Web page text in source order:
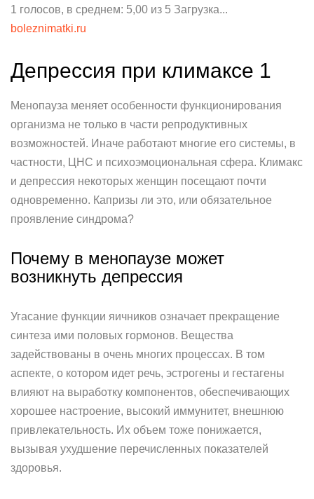
1 голосов, в среднем: 5,00 из 5 Загрузка...
boleznimatki.ru
Депрессия при климаксе 1
Менопауза меняет особенности функционирования
организма не только в части репродуктивных
возможностей. Иначе работают многие его системы, в
частности, ЦНС и психоэмоциональная сфера. Климакс
и депрессия некоторых женщин посещают почти
одновременно. Капризы ли это, или обязательное
проявление синдрома?
Почему в менопаузе может
возникнуть депрессия
Угасание функции яичников означает прекращение
синтеза ими половых гормонов. Вещества
задействованы в очень многих процессах. В том
аспекте, о котором идет речь, эстрогены и гестагены
влияют на выработку компонентов, обеспечивающих
хорошее настроение, высокий иммунитет, внешнюю
привлекательность. Их объем тоже понижается,
вызывая ухудшение перечисленных показателей
здоровья.